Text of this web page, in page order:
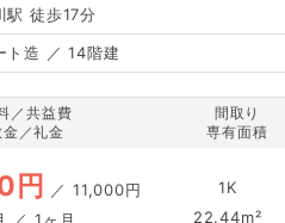
駅 徒歩17分
ト造 ／ 14階建
／共益費
金／礼金
間取り
専有面積
円 ／ 11,000円
1K
22.44m²